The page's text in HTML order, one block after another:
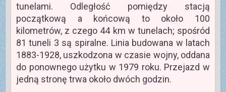
tunelami. Odległość pomiędzy stacją
początkową a końcową to około 100
kilometrów, z czego 44 km w tunelach; spośród
81 tuneli 3 są spiralne. Linia budowana w latach
1883-1928, uszkodzona w czasie wojny, oddana
do ponownego użytku w 1979 roku. Przejazd w
jedną stronę trwa około dwóch godzin.